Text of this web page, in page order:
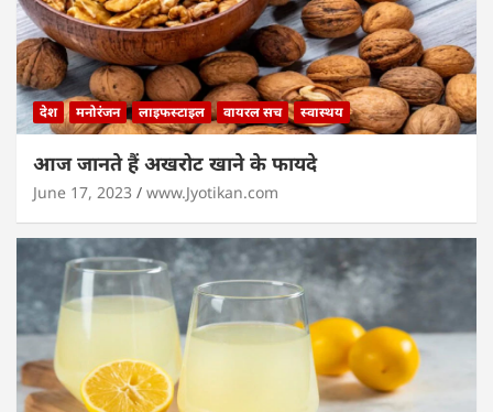
देश मनोरंजन लाइफस्टाइल वायरल सच स्वास्थय
आज जानते हैं अखरोट खाने के फायदे
June 17, 2023 www.Jyotikan.com